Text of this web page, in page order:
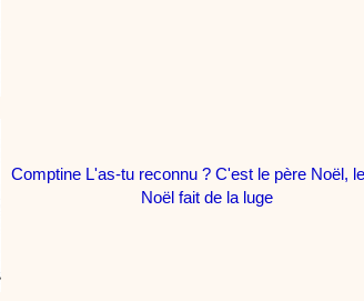
Comptine L'as-tu reconnu ? C'est le père Noël,
Noël fait de la luge